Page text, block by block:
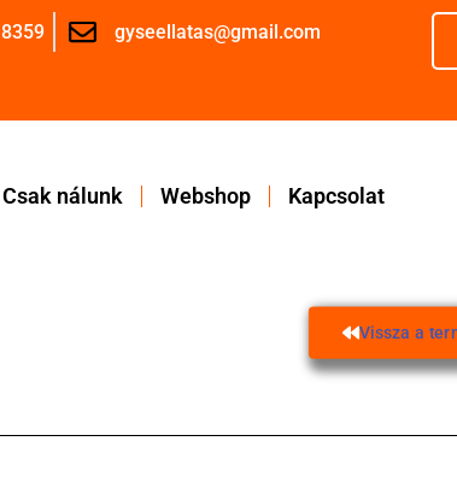
gyseellatas@gmail.com
Csak nálunk Webshop Kapcsolat
Vissza a